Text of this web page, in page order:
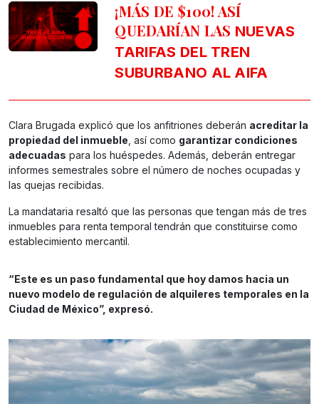
¡MÁS DE $100! ASÍ
QUEDARÍAN LAS NUEVAS
TARIFAS DEL TREN
SUBURBANO AL AIFA
Clara Brugada explicó que los anfitriones deberán acreditar la
propiedad del inmueble , así como garantizar condiciones
adecuadas para los huéspedes. Además, deberán entregar
informes semestrales sobre el número de noches ocupadas y
las quejas recibidas.
La mandataria resaltó que las personas que tengan más de tres
inmuebles para renta temporal tendrán que constituirse como
establecimiento mercantil.
“Este es un paso fundamental que hoy damos hacia un
nuevo modelo de regulación de alquileres temporales en la
Ciudad de México”, expresó.